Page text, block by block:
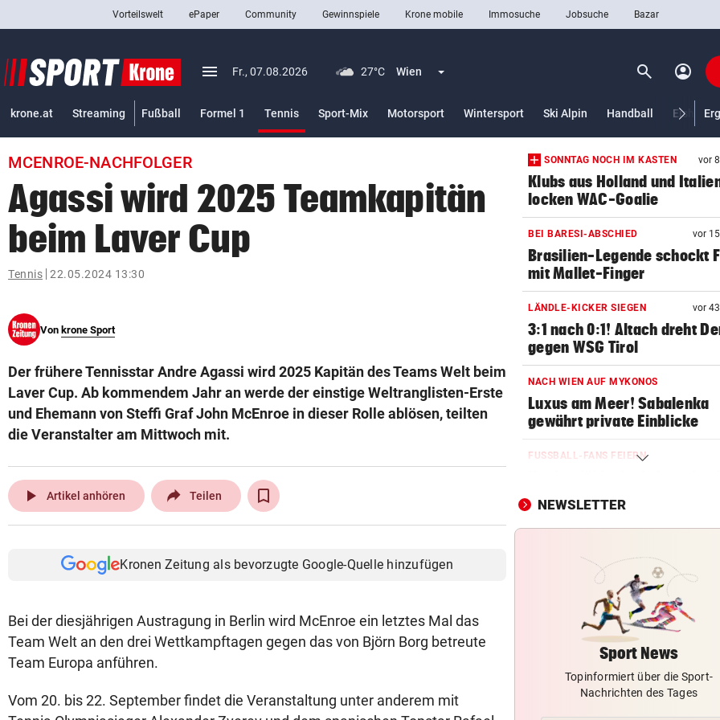
closeSchließen
Abonnieren
arrow_right
pin_drop
bookmark
search
Suchbegriff
© Krone Multimedia GmbH & Co KG 2026
Muthgasse 2, 1190 Wien
Vorteilswelt ePaper Community Gewinnspiele Krone mobile Immosuche Jobsuche Bazar
menu Menü aufklappen
Fr., 07.08.2026 27°C Wien Menü aufklappen search Suchen
account_circle
krone.at Streaming Fußball Formel 1 Tennis
Sport-Mix
Motorsport Wintersport Ski Alpin Handball
MCENROE-NACHFOLGER
Agassi wird 2025 Teamkapitän
beim Laver Cup
Tennis 22.05.2024 13:30
Von krone Sport
Der frühere Tennisstar Andre Agassi wird 2025 Kapitän des Teams Welt beim
Laver Cup. Ab kommendem Jahr an werde der einstige Weltranglisten-Erste
und Ehemann von Steffi Graf John McEnroe in dieser Rolle ablösen, teilten
die Veranstalter am Mittwoch mit.
play_arrow Artikel anhören Teilen
Kronen Zeitung als bevorzugte Google-Quelle hinzufügen
Bei der diesjährigen Austragung in Berlin wird McEnroe ein letztes Mal das
Team Welt an den drei Wettkampftagen gegen das von Björn Borg betreute
Team Europa anführen.
Vom 20. bis 22. September findet die Veranstaltung unter anderem mit
SONNTAG NOCH IM KASTEN vor
Klubs aus Holland und
locken WAC-Goalie
BEI BARESI-ABSCHIED vor
Brasilien-Legende schockt
mit Mallet-Finger
LÄNDLE-KICKER SIEGEN vor
3:1 nach 0:1! Altach dreht
gegen WSG Tirol
NACH WIEN AUF MYKONOS
Luxus am Meer! Sabalenka
gewährt private Einblicke
FUSSBALL-FANS FEIERN
eines Kult-Sponsors
LIEFERING VERLIERT
Rückkehr nach Grödig
2. LIGA – 2. RUNDE
Fehlstart komplett! Nächste
für St. Pölten
IN GREENSBORO
Straka verpasst bei PGA-
NEWSLETTER
Sport News
Topinformiert über die Sport-
Nachrichten des Tages